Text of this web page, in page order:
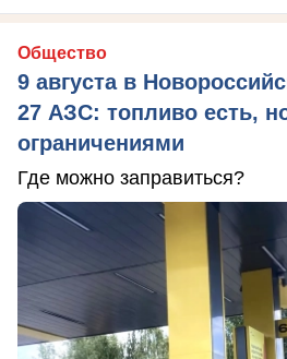
Общество
9 августа в
27 АЗС: топливо есть,
ограничениями
Где можно заправиться?